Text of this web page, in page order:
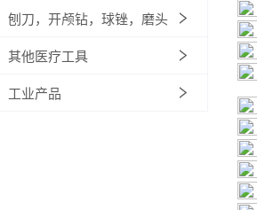
刨刀，开颅钻，球锉，磨头
其他医疗工具
工业产品